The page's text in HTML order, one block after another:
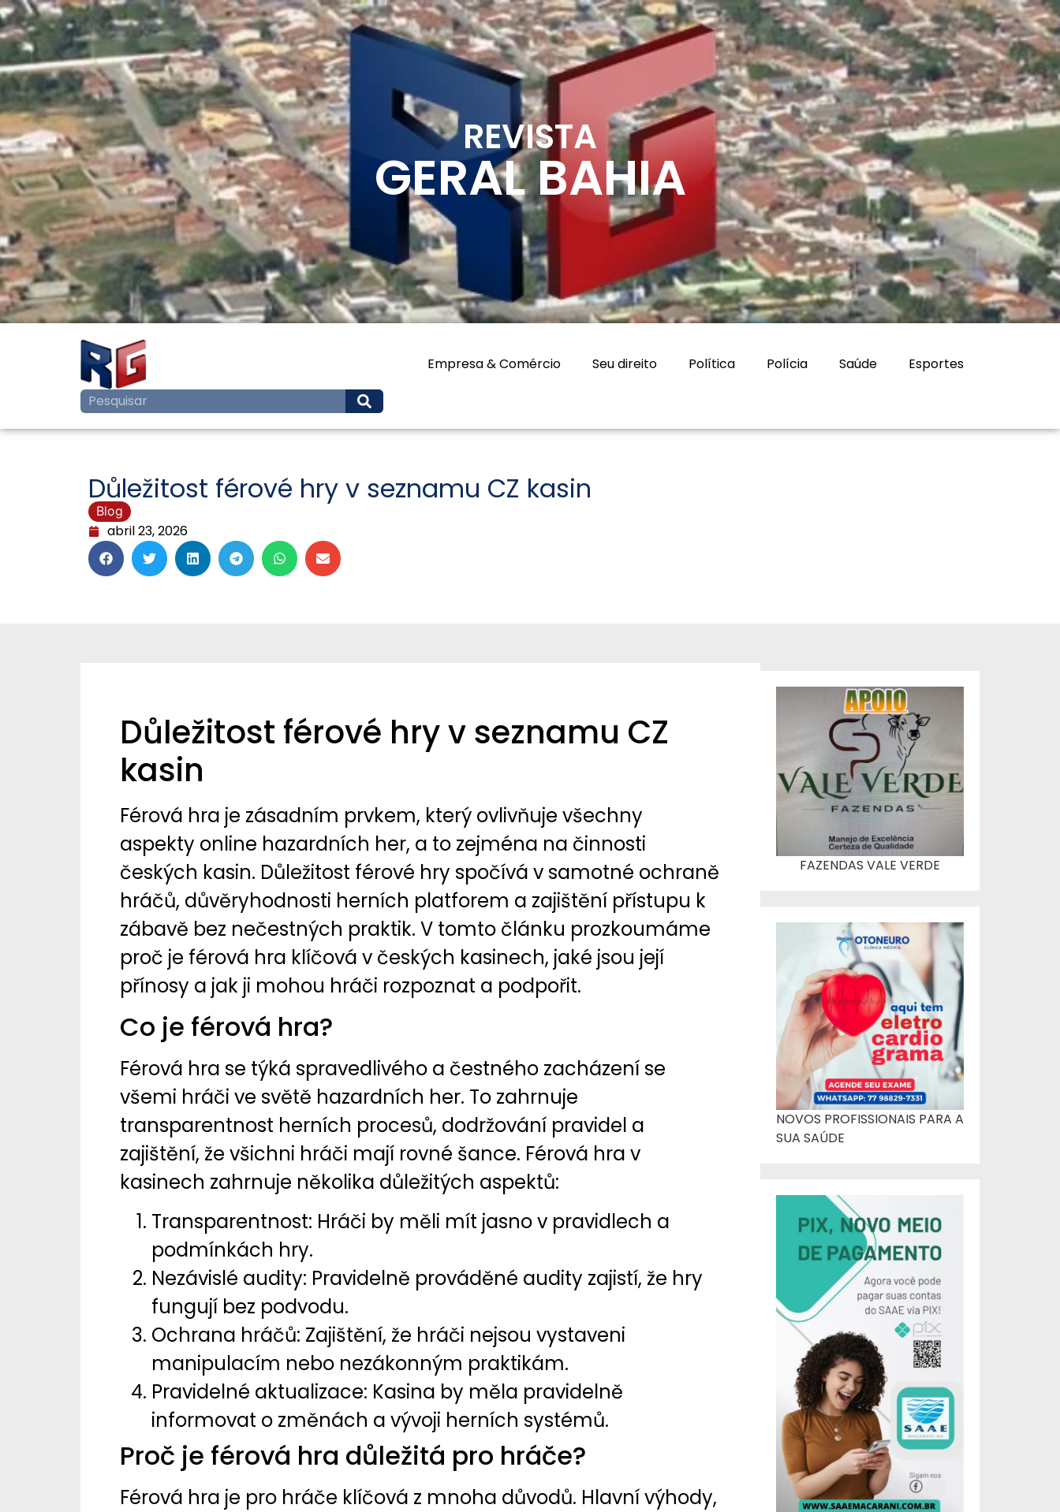
REVISTA
GERAL BAHIA
Empresa & Comércio Seu direito Política Polícia Saúde Esportes
Důležitost férové hry v seznamu CZ kasin
Blog
abril 23, 2026
Důležitost férové hry v seznamu CZ
kasin
Férová hra je zásadním prvkem, který ovlivňuje všechny
aspekty online hazardních her, a to zejména na činnosti
českých kasin. Důležitost férové hry spočívá v samotné ochraně
hráčů, důvěryhodnosti herních platforem a zajištění přístupu k
zábavě bez nečestných praktik. V tomto článku prozkoumáme
proč je férová hra klíčová v českých kasinech, jaké jsou její
přínosy a jak ji mohou hráči rozpoznat a podpořit.
Co je férová hra?
Férová hra se týká spravedlivého a čestného zacházení se
všemi hráči ve světě hazardních her. To zahrnuje
transparentnost herních procesů, dodržování pravidel a
zajištění, že všichni hráči mají rovné šance. Férová hra v
kasinech zahrnuje několika důležitých aspektů:
Transparentnost: Hráči by měli mít jasno v pravidlech a
podmínkách hry.
Nezávislé audity: Pravidelně prováděné audity zajistí, že hry
fungují bez podvodu.
Ochrana hráčů: Zajištění, že hráči nejsou vystaveni
manipulacím nebo nezákonným praktikám.
Pravidelné aktualizace: Kasina by měla pravidelně
informovat o změnách a vývoji herních systémů.
Proč je férová hra důležitá pro hráče?
Férová hra je pro hráče klíčová z mnoha důvodů. Hlavní výhody,
FAZENDAS VALE VERDE
NOVOS PROFISSIONAIS PARA A
SUA SAÚDE